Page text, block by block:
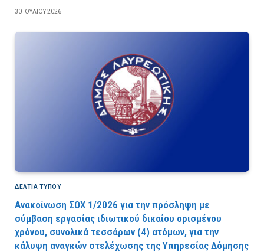
30 ΙΟΥΛΊΟΥ 2026
ΔΕΛΤΙΑ ΤΥΠΟΥ
Ανακοίνωση ΣΟΧ 1/2026 για την πρόσληψη με
σύμβαση εργασίας ιδιωτικού δικαίου ορισμένου
χρόνου, συνολικά τεσσάρων (4) ατόμων, για την
κάλυψη αναγκών στελέχωσης της Υπηρεσίας Δόμησης